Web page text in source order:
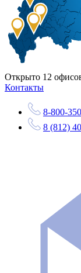
Открыто 12
Контакты
8-800-
8 (812)